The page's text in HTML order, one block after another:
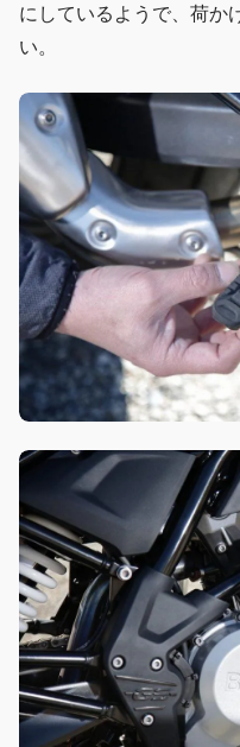
にしているようで、荷か
い。